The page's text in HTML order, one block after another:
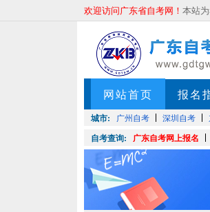
欢迎访问广东省自考网！ 本站
网站首页 报名
城市: 广州自考 深圳自考
自考查询: 广东自考网上报名